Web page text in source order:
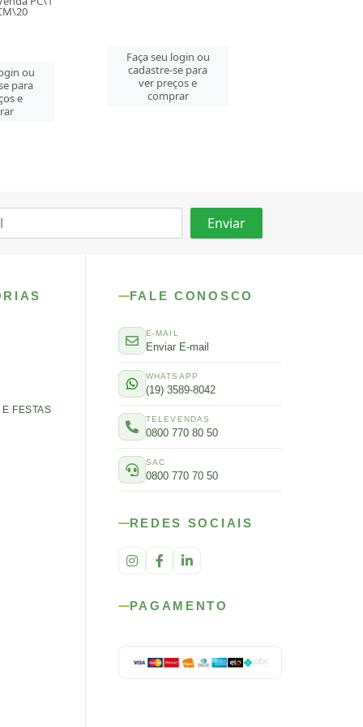
para
e
Faça seu login ou
cadastre-se para
ver preços e
comprar
FESTAS
FALE CONOSCO
E-MAIL
Enviar E-mail
WHATSAPP
(19) 3589-8042
TELEVENDAS
0800 770 80 50
SAC
0800 770 70 50
REDES SOCIAIS
PAGAMENTO